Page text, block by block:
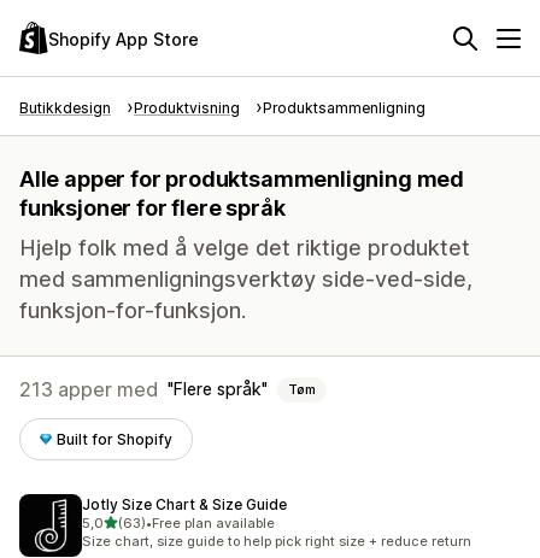
Shopify App Store
Butikkdesign Produktvisning Produktsammenligning
Alle apper for produktsammenligning med
funksjoner for flere språk
Hjelp folk med å velge det riktige produktet
med sammenligningsverktøy side-ved-side,
funksjon-for-funksjon.
213 apper med Flere språk Tøm
Built for Shopify
Jotly Size Chart & Size Guide
5,0av 5 stjerner
(63)
Totalt 63 omtaler
•Free plan available
Size chart, size guide to help pick right size + reduce return